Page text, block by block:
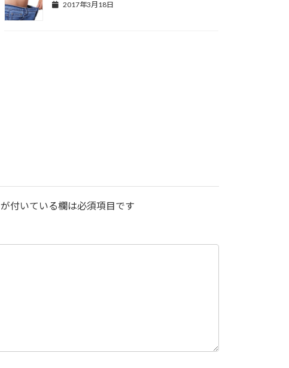
2017年3月18日
が付いている欄は必須項目です